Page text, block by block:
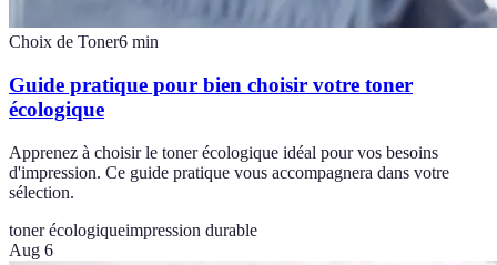
Choix de Toner6 min
Guide pratique pour bien choisir votre toner
écologique
Apprenez à choisir le toner écologique idéal pour vos besoins
d'impression. Ce guide pratique vous accompagnera dans votre
sélection.
toner écologiqueimpression durable
Aug 6